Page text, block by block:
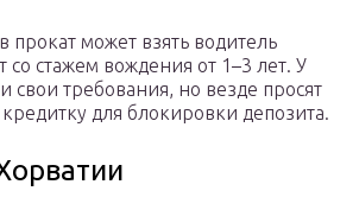
прокат может взять водитель
со стажем вождения от 1–3 лет. У
свои требования, но везде просят
для блокировки депозита.